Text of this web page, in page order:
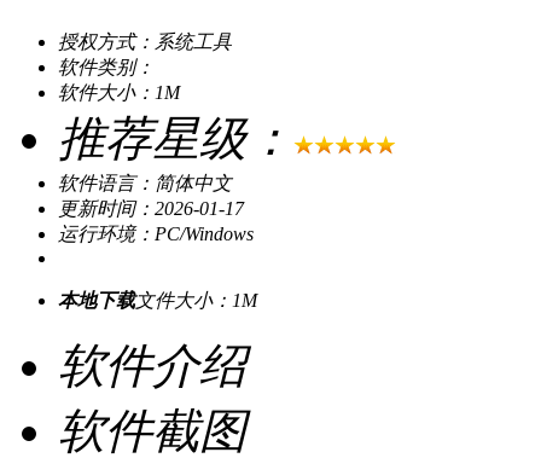
授权方式：系统工具
软件类别：
软件大小：1M
推荐星级：
软件语言：简体中文
更新时间：2026-01-17
运行环境：PC/Windows
本地下载文件大小：1M
软件介绍
软件截图